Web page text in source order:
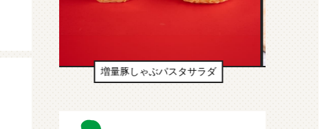
生ドーナツ（わたあめ味風）